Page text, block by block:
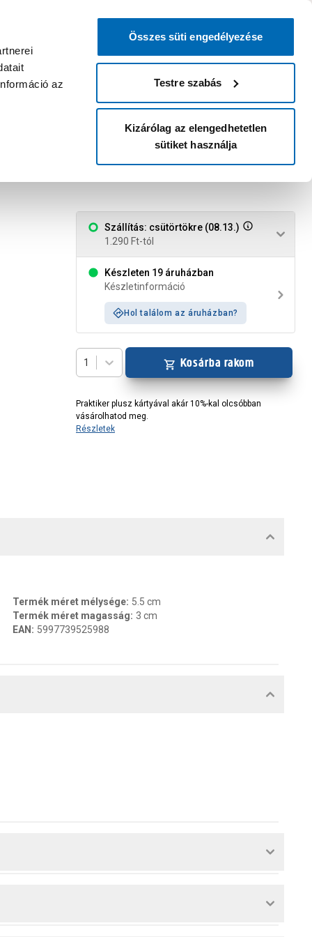
az
Összes süti engedélyezése
Testre szabás
Kizárólag az elengedhetetlen
sütiket használja
bejelentkezni?
Belépés Listáim
Áruházak és szolgáltatások
100g gyantás
Szállítás: csütörtökre (08.13.)
1.290 Ft-tól
Készleten 19 áruházban
Készletinformáció
Hol találom az áruházban?
1 Kosárba rakom
Praktiker plusz kártyával akár 10%-kal olcsóbban
vásárolhatod meg.
Részletek
Termék méret mélysége: 5.5 cm
Termék méret magasság: 3 cm
EAN : 5997739525988